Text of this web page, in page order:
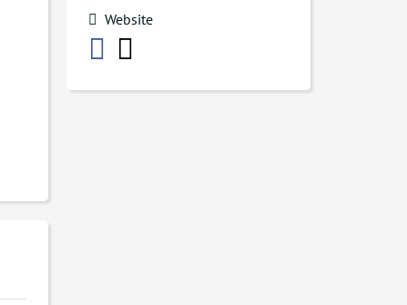
Website